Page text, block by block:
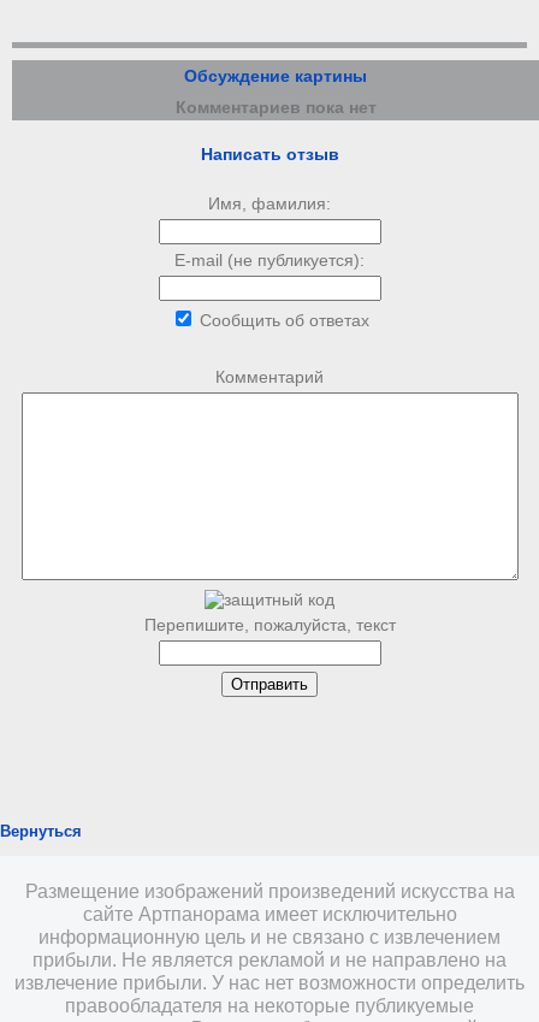
Обсуждение картины
Комментариев пока нет
Написать отзыв
Имя, фамилия:
E-mail (не публикуется):
Сообщить об ответах
Комментарий
Перепишите, пожалуйста, текст
Вернуться
Размещение изображений произведений искусства на
сайте Артпанорама имеет исключительно
информационную цель и не связано с извлечением
прибыли. Не является рекламой и не направлено на
извлечение прибыли. У нас нет возможности определить
правообладателя на некоторые публикуемые